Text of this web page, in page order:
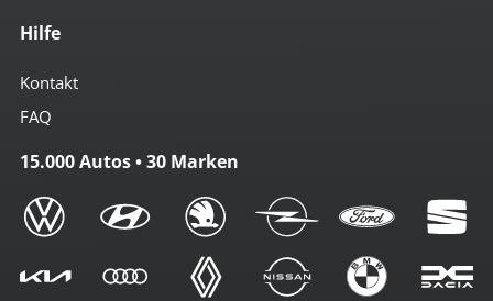
Hilfe
Kontakt
FAQ
15.000 Autos • 30 Marken